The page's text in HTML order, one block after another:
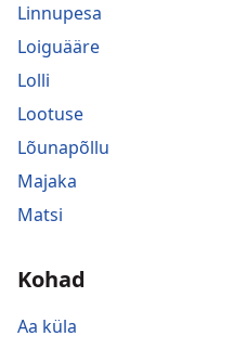
Linnupesa
Loiguääre
Lolli
Lootuse
Lõunapõllu
Majaka
Matsi
Kohad
Aa küla